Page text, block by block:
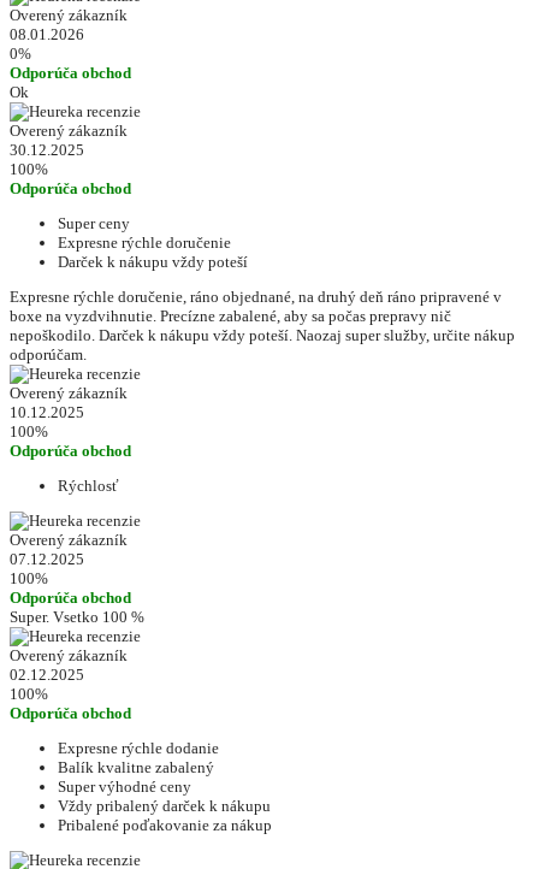
Overený zákazník
08.01.2026
0%
Odporúča obchod
Ok
Overený zákazník
30.12.2025
100%
Odporúča obchod
Super ceny
Expresne rýchle doručenie
Darček k nákupu vždy poteší
Expresne rýchle doručenie, ráno objednané, na druhý deň ráno pripravené v
boxe na vyzdvihnutie. Precízne zabalené, aby sa počas prepravy nič
nepoškodilo. Darček k nákupu vždy poteší. Naozaj super služby, určite nákup
odporúčam.
Overený zákazník
10.12.2025
100%
Odporúča obchod
Rýchlosť
Overený zákazník
07.12.2025
100%
Odporúča obchod
Super. Vsetko 100 %
Overený zákazník
02.12.2025
100%
Odporúča obchod
Expresne rýchle dodanie
Balík kvalitne zabalený
Super výhodné ceny
Vždy pribalený darček k nákupu
Pribalené poďakovanie za nákup